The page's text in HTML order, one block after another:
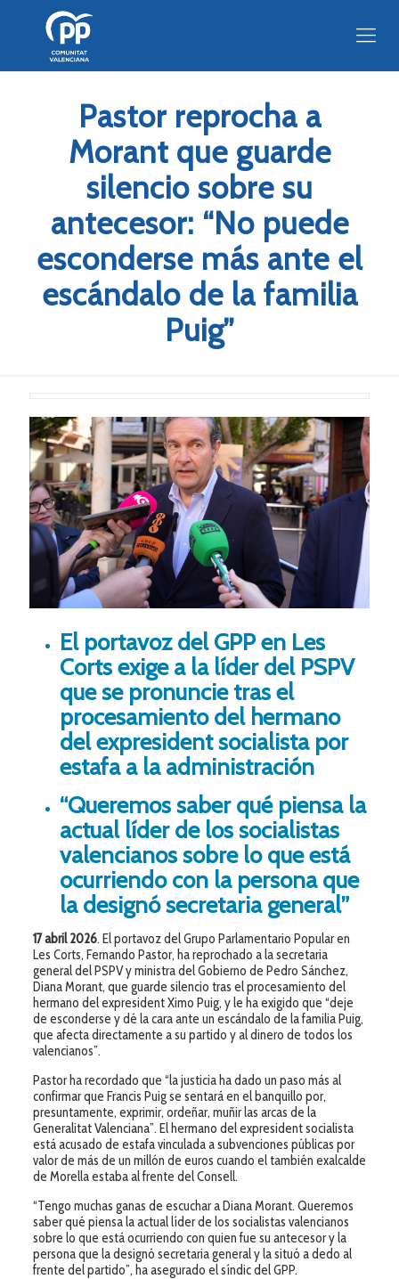
Pastor reprocha a
Morant que guarde
silencio sobre su
antecesor: “No puede
esconderse más ante el
escándalo de la familia
Puig”
El portavoz del GPP en Les
Corts exige a la líder del PSPV
que se pronuncie tras el
procesamiento del hermano
del expresident socialista por
estafa a la administración
“Queremos saber qué piensa la
actual líder de los socialistas
valencianos sobre lo que está
ocurriendo con la persona que
la designó secretaria general”
17 abril 2026. El portavoz del Grupo Parlamentario Popular en
Les Corts, Fernando Pastor, ha reprochado a la secretaria
general del PSPV y ministra del Gobierno de Pedro Sánchez,
Diana Morant, que guarde silencio tras el procesamiento del
hermano del expresident Ximo Puig, y le ha exigido que “deje
de esconderse y dé la cara ante un escándalo de la familia Puig,
que afecta directamente a su partido y al dinero de todos los
valencianos”.
Pastor ha recordado que “la justicia ha dado un paso más al
confirmar que Francis Puig se sentará en el banquillo por,
presuntamente, exprimir, ordeñar, muñir las arcas de la
Generalitat Valenciana”. El hermano del expresident socialista
está acusado de estafa vinculada a subvenciones públicas por
valor de más de un millón de euros cuando el también exalcalde
de Morella estaba al frente del Consell.
“Tengo muchas ganas de escuchar a Diana Morant. Queremos
saber qué piensa la actual líder de los socialistas valencianos
sobre lo que está ocurriendo con quien fue su antecesor y la
persona que la designó secretaria general y la situó a dedo al
frente del partido”, ha asegurado el síndic del GPP.